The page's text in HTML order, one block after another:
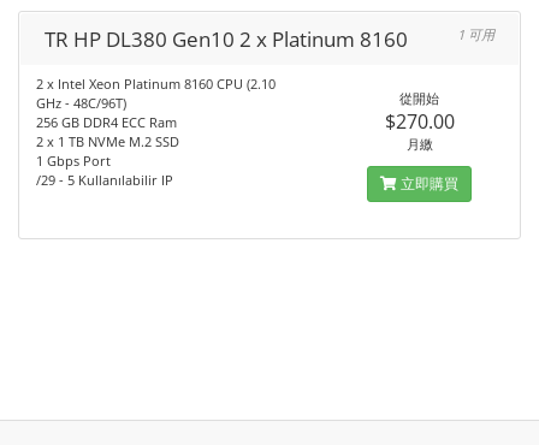
TR HP DL380 Gen10 2 x Platinum 8160 1 可用
2 x Intel Xeon Platinum 8160 CPU (2.10
GHz - 48C/96T)
256 GB DDR4 ECC Ram
2 x 1 TB NVMe M.2 SSD
1 Gbps Port
/29 - 5 Kullanılabilir IP
從開始
$270.00
月繳
立即購買